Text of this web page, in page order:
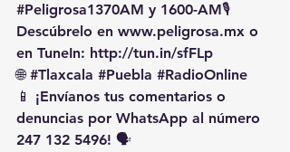
#Peligrosa1370AM y 1600-AM🎙️
Descúbrelo en www.peligrosa.mx o
en TuneIn: http://tun.in/sfFLp
🌐 #Tlaxcala #Puebla #RadioOnline
📱 ¡Envíanos tus comentarios o
denuncias por WhatsApp al número
247 132 5496! 🗣️